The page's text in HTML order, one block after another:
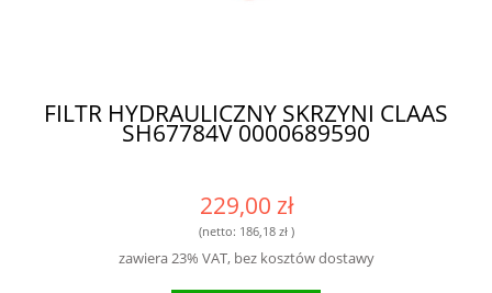
FILTR HYDRAULICZNY SKRZYNI CLAAS
SH67784V 0000689590
229,00 zł
(netto: 186,18 zł)
zawiera 23% VAT, bez kosztów dostawy